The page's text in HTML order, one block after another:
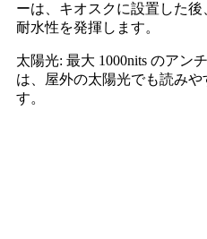
ーは、キオスクに設置した
耐水性を発揮します。
太陽光: 最大 1000nits のアン
は、屋外の太陽光でも読み
す。